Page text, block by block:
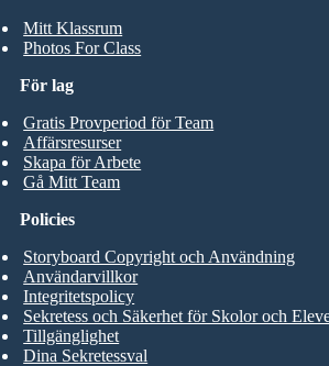
Mitt Klassrum
Photos For Class
För lag
Gratis Provperiod för Team
Affärsresurser
Skapa för Arbete
Gå Mitt Team
Policies
Storyboard Copyright och Användning
Användarvillkor
Integritetspolicy
Sekretess och Säkerhet för Skolor och
Tillgänglighet
Dina Sekretessval